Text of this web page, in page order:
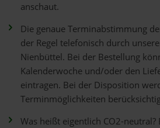
anschaut.
Die genaue Terminabstimmung
der Regel telefonisch durch
Nienbüttel. Bei der Bestellung
Kalenderwoche und/oder den
eintragen. Bei der Disposition
Terminmöglichkeiten
Was heißt eigentlich CO2-neutral?